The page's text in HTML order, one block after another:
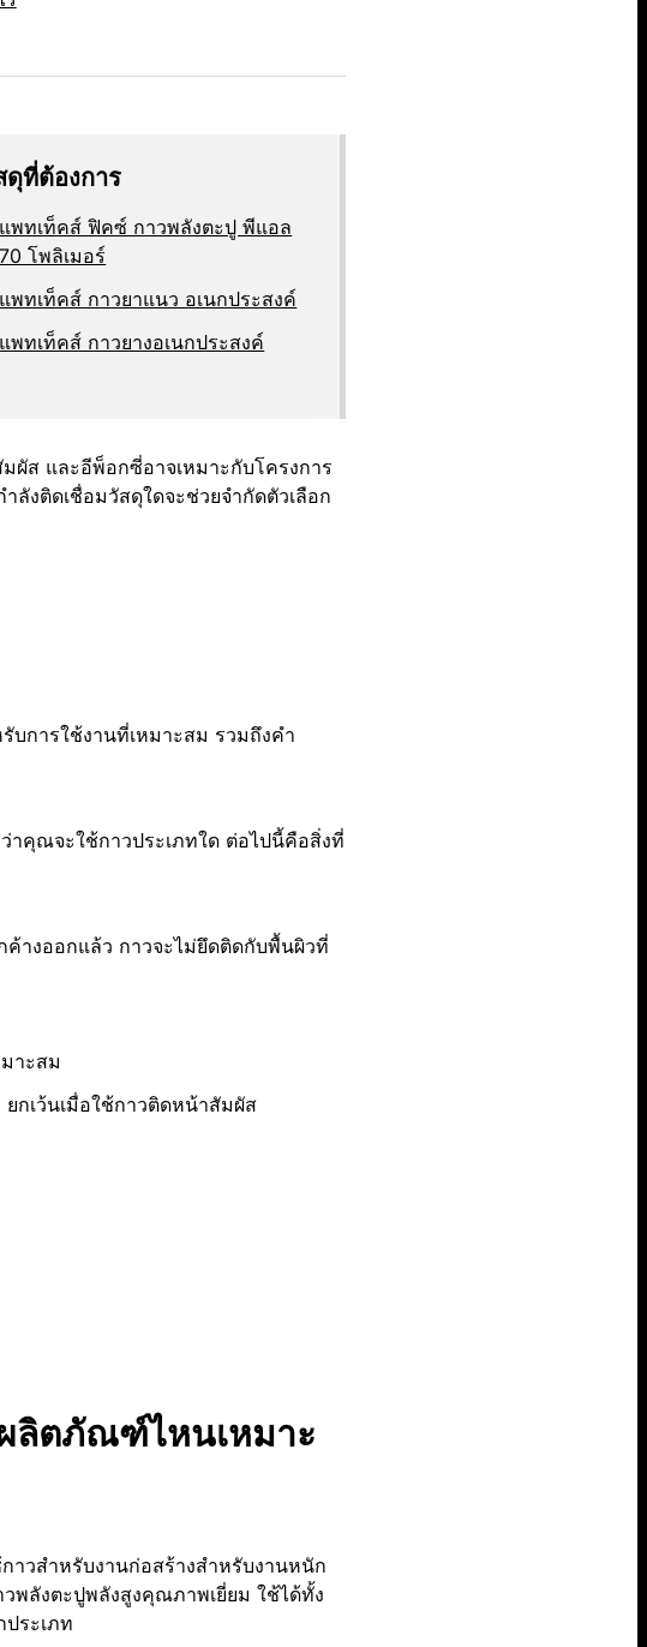
ดุที่ต้องการ
แพทเท็คส์ ฟิคซ์ กาวพลังตะปู พีแอล
70 โพลิเมอร์
แพทเท็คส์ กาวยาแนว อเนกประสงค์
แพทเท็คส์ กาวยางอเนกประสงค์
ส และอีพ็อกซี่อาจเหมาะกับโครงการ
งติดเชื่อมวัสดุใดจะช่วยจำกัดตัวเลือก
บการใช้งานที่เหมาะสม รวมถึงคำ
คุณจะใช้กาวประเภทใด ต่อไปนี้คือสิ่งที่
างออกแล้ว กาวจะไม่ยึดติดกับพื้นผิวที่
าะสม
กเว้นเมื่อใช้กาวติดหน้าสัมผัส
ลิตภัณฑ์ไหนเหมาะ
วสำหรับงานก่อสร้างสำหรับงานหนัก
วพลังตะปูพลังสูงคุณภาพเยี่ยม ใช้ได้ทั้ง
ระเภท